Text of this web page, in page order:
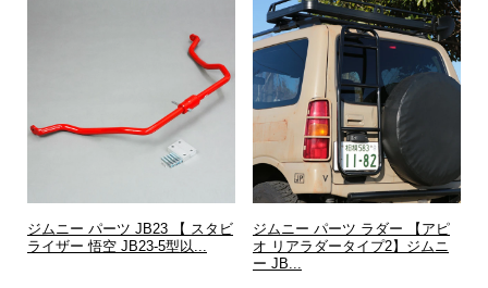
ジムニー パーツ JB23 【 スタビ
ライザー 悟空 JB23-5型以...
ジムニー パーツ ラダー 【アピ
オ リアラダータイプ2】ジムニ
ー JB...